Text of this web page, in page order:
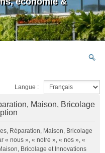
Langue :
Maison, Bricolage
Réparation, Maison, Bricolage
« nous », « notre », « nos », «
Bricolage et Innovations